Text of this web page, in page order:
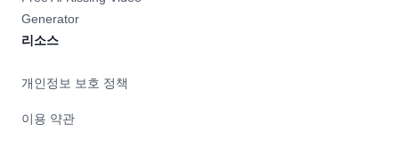
Generator
리소스
개인정보 보호 정책
이용 약관